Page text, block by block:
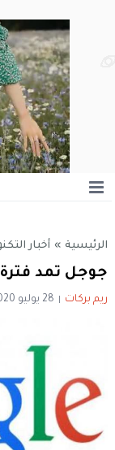
الرئيسية » أخبار
جوجل تمد فترة
ريم بركات 28 يوليو 2020